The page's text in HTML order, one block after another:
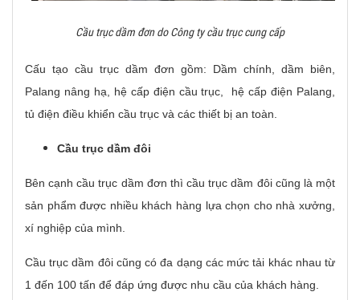
Cầu trục dầm đơn do Công ty cầu trục cung cấp
Cấu tạo cầu trục dầm đơn gồm: Dầm chính, dầm biên,
Palang nâng hạ, hệ cấp điện cầu trục, hệ cấp điện Palang,
tủ điện điều khiển cầu trục và các thiết bị an toàn.
Cầu trục dầm đôi
Bên cạnh cầu trục dầm đơn thì cầu trục dầm đôi cũng là một
sản phẩm được nhiều khách hàng lựa chọn cho nhà xưởng,
xí nghiệp của mình.
Cầu trục dầm đôi cũng có đa dạng các mức tải khác nhau từ
1 đến 100 tấn để đáp ứng được nhu cầu của khách hàng.